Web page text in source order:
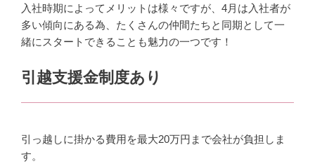
入社時期によってメリットは様々ですが、 4月は入社者が
多い傾向にある為、たくさんの仲間たちと同期として一
緒にスタートできることも魅力の一つです！
引越支援金制度あり
引っ越しに掛かる費用を最大20万円まで会社が負担しま
す。